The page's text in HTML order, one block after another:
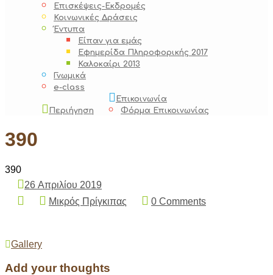
Επισκέψεις-Εκδρομές
Κοινωνικές Δράσεις
Έντυπα
Είπαν για εμάς
Εφημερίδα Πληροφορικής 2017
Καλοκαίρι 2013
Γνωμικά
e-class
Περιήγηση
Επικοινωνία
Φόρμα Επικοινωνίας
390
390
26 Απριλίου 2019
Μικρός Πρίγκιπας
0 Comments
Post
navigation
Gallery
Add your thoughts